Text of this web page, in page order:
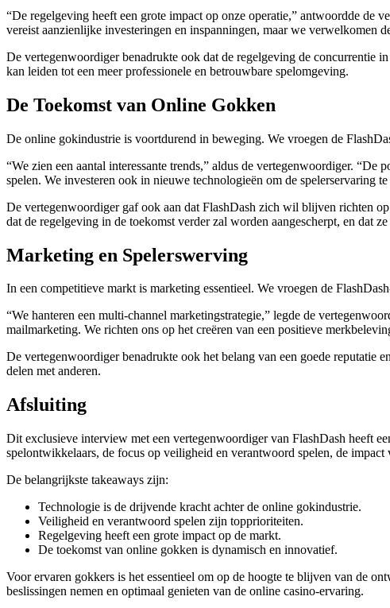
“De regelgeving heeft een grote impact op onze operatie,” antwoordde de
vereist aanzienlijke investeringen en inspanningen, maar we verwelkomen
De vertegenwoordiger benadrukte ook dat de regelgeving de concurrentie
kan leiden tot een meer professionele en betrouwbare spelomgeving.
De Toekomst van Online Gokken
De online gokindustrie is voortdurend in beweging. We vroegen de
“We zien een aantal interessante trends,” aldus de vertegenwoordiger.
spelen. We investeren ook in nieuwe technologieën om de spelerservaring
De vertegenwoordiger gaf ook aan dat FlashDash zich wil blijven richten
dat de regelgeving in de toekomst verder zal worden aangescherpt, en dat
Marketing en Spelerswerving
In een competitieve markt is marketing essentieel. We vroegen de
“We hanteren een multi-channel marketingstrategie,” legde de
mailmarketing. We richten ons op het creëren van een positieve
De vertegenwoordiger benadrukte ook het belang van een goede reputatie
delen met anderen.
Afsluiting
Dit exclusieve interview met een vertegenwoordiger van FlashDash heeft
spelontwikkelaars, de focus op veiligheid en verantwoord spelen, de
De belangrijkste takeaways zijn:
Technologie is de drijvende kracht achter de online gokindustrie.
Veiligheid en verantwoord spelen zijn topprioriteiten.
Regelgeving heeft een grote impact op de markt.
De toekomst van online gokken is dynamisch en innovatief.
Voor ervaren gokkers is het essentieel om op de hoogte te blijven van de
beslissingen nemen en optimaal genieten van de online casino-ervaring.